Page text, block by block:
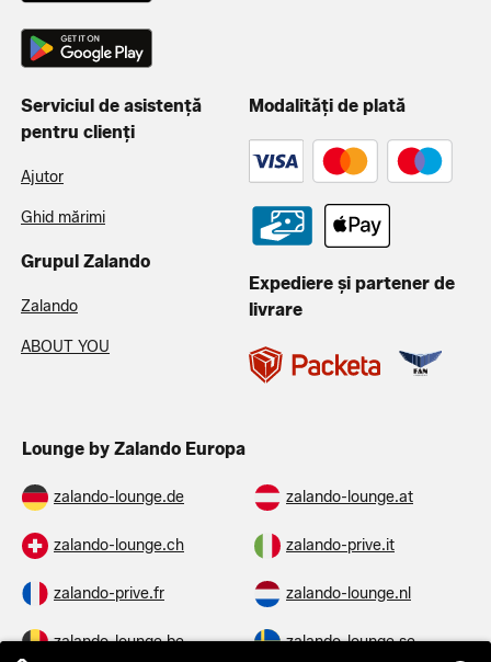
Serviciul de asistență
pentru clienți
Ajutor
Ghid mărimi
Grupul Zalando
Zalando
ABOUT YOU
Modalități de plată
Expediere și partener de
livrare
Lounge by Zalando Europa
zalando-lounge.de zalando-lounge.at
zalando-lounge.ch zalando-prive.it
zalando-prive.fr zalando-lounge.nl
zalando-lounge.be zalando-lounge.se